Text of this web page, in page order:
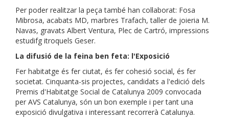
Per poder realitzar la peça també han col·laborat: Fosa
Mibrosa, acabats MD, marbres Trafach, taller de joieria M.
Navas, gravats Albert Ventura, Plec de Cartró, impressions
estudifg itroquels Geser.
La difusió de la feina ben feta: l'Exposició
Fer habitatge és fer ciutat, és fer cohesió social, és fer
societat. Cinquanta-sis projectes, candidats a l'edició dels
Premis d'Habitatge Social de Catalunya 2009 convocada
per AVS Catalunya, són un bon exemple i per tant una
exposició divulgativa i interessant recorrerà Catalunya.